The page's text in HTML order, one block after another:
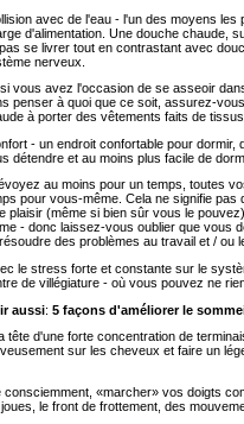
avec de l'eau - l'un des moyens
d'alimentation. Une douche chaude,
se livrer tout en contrastant avec
nerveux.
vous avez l'occasion de se asseoir
penser à quoi que ce soit, assurez-
à porter des vêtements faits de
- un endroit confortable pour
détendre et au moins plus facile de
au moins pour un temps, toutes
pour vous-même. Cela ne signifie
plaisir (même si bien sûr vous le
- donc laissez-vous oublier que vous
des problèmes au travail et / ou
le stress forte et constante sur le
de villégiature - où vous pouvez ne
aussi: 5 façons d'améliorer le
tête d'une forte concentration de
sur les cheveux et faire un
consciemment, «marcher» vos doigts
le front de frottement, des